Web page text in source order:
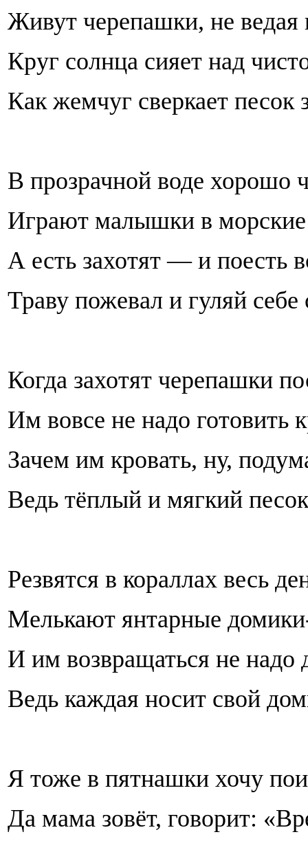
Живут черепашки, не ведая
Круг солнца сияет над
Как жемчуг сверкает песок
В прозрачной воде хорошо
Играют малышки в
А есть захотят — и поесть
Траву пожевал и гуляй себе
Когда захотят черепашки
Им вовсе не надо готовить
Зачем им кровать, ну,
Ведь тёплый и мягкий
Резвятся в кораллах весь
Мелькают янтарные
И им возвращаться не надо
Ведь каждая носит свой
Я тоже в пятнашки хочу
Да мама зовёт, говорит: